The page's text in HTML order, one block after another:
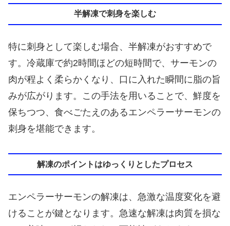
半解凍で刺身を楽しむ
特に刺身として楽しむ場合、半解凍がおすすめで
す。冷蔵庫で約2時間ほどの短時間で、サーモンの
肉が程よく柔らかくなり、口に入れた瞬間に脂の旨
みが広がります。この手法を用いることで、鮮度を
保ちつつ、食べごたえのあるエンペラーサーモンの
刺身を堪能できます。
解凍のポイントはゆっくりとしたプロセス
エンペラーサーモンの解凍は、急激な温度変化を避
けることが鍵となります。急速な解凍は肉質を損な